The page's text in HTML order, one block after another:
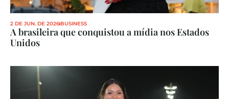
2 DE JUN. DE 2026 BUSINESS
A brasileira que conquistou a mídia nos Estados
Unidos